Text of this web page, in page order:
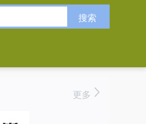
搜索
更多